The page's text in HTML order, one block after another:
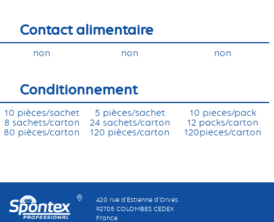
Contact alimentaire
non non non
Conditionnement
10 pièces/sachet
8 sachets/carton
80 pièces/carton
5 pièces/sachet
24 sachets/carton
120 pièces/carton
10 pieces/pack
12 packs/carton
120pieces/carton
420 rue d’Estienne d’Orves
92705 COLOMBES CEDEX
France